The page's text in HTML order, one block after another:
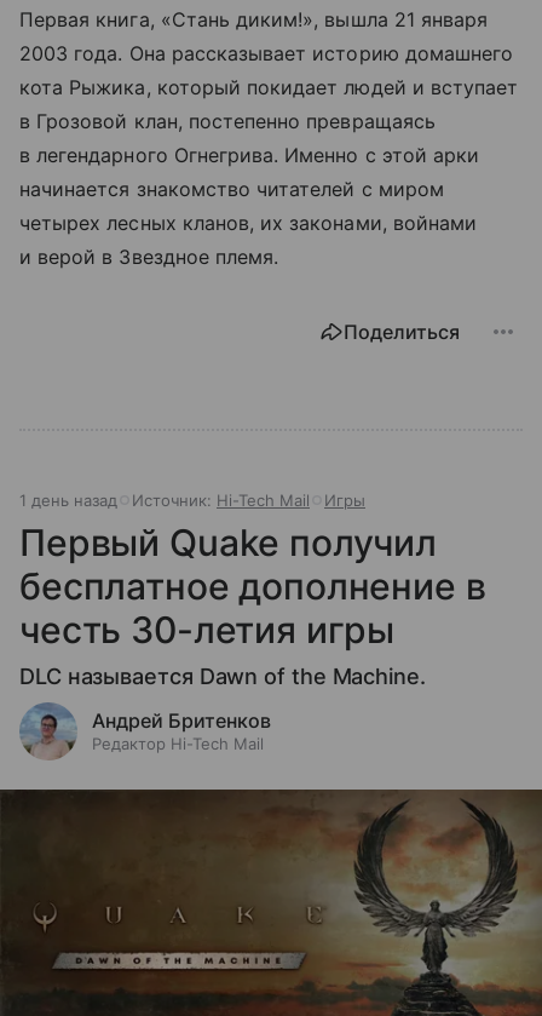
Первая книга, «Стань диким!», вышла 21 января
2003 года. Она рассказывает историю домашнего
кота Рыжика, который покидает людей и вступает
в Грозовой клан, постепенно превращаясь
в легендарного Огнегрива. Именно с этой арки
начинается знакомство читателей с миром
четырех лесных кланов, их законами, войнами
и верой в Звездное племя.
Поделиться
1 день назад Источник: Hi-Tech Mail Игры
Первый Quake получил
бесплатное дополнение в
честь 30-летия игры
DLC называется Dawn of the Machine.
Андрей Бритенков
Редактор Hi-Tech Mail